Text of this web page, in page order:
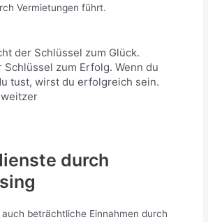
Vermietungen führt.
der Schlüssel zum Glück.
Schlüssel zum Erfolg. Wenn du
tust, wirst du erfolgreich sein.
durch
beträchtliche Einnahmen durch